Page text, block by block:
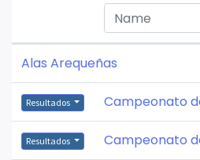
Alas Arequeñas
Resultados Campeonato
Resultados Campeonato